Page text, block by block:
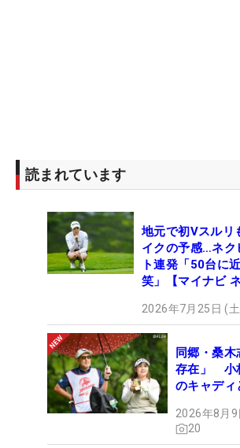
いう思いから2019年に開始。26年
試合を予定。出場選手はポイントラ
大会成績上位者、主催者推薦、QT
票などにより決められる。
読まれています
地元で初Vスルリ
イクの予感…ネク
ト連発「50台に
笑」【マイナビ
2026年7月25日 (
同郷・桑
存在」 小
のキャディ
2026年8月
20